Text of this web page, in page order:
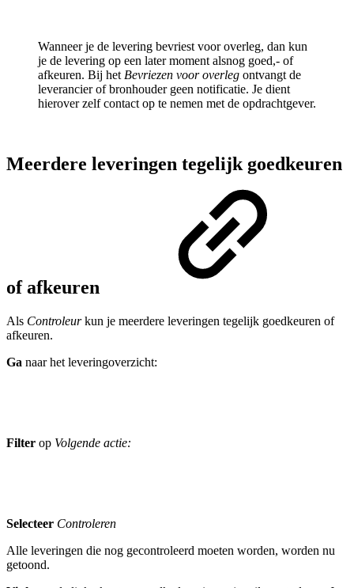
Wanneer je de levering bevriest voor overleg, dan kun
je de levering op een later moment alsnog goed,- of
afkeuren. Bij het Bevriezen voor overleg ontvangt de
leverancier of bronhouder geen notificatie. Je dient
hierover zelf contact op te nemen met de opdrachtgever.
Meerdere leveringen tegelijk goedkeuren
of afkeuren
Als Controleurkun je meerdere leveringen tegelijk goedkeuren of
afkeuren.
Ga naar het leveringoverzicht:
Filter op Volgende actie:
Selecteer Controleren
Alle leveringen die nog gecontroleerd moeten worden, worden nu
getoond.